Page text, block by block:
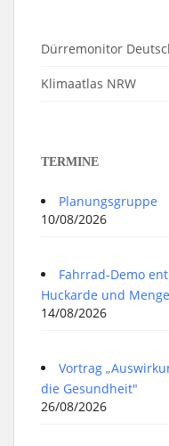
Dürremonitor
Klimaatlas NRW
TERMINE
Planungsgruppe
10/08/2026
Fahrrad-Demo
Huckarde und
14/08/2026
Vortrag
die Gesundheit"
26/08/2026